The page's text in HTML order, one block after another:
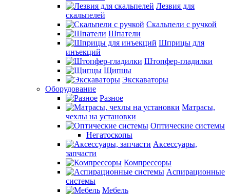
Лезвия для
скальпелей
Скальпели с ручкой
Шпатели
Шприцы для
инъекций
Штопфер-гладилки
Щипцы
Экскаваторы
Оборудование
Разное
Матрасы,
чехлы на установки
Оптические системы
Негатоскопы
Аксессуары,
запчасти
Компрессоры
Аспирационные
системы
Мебель